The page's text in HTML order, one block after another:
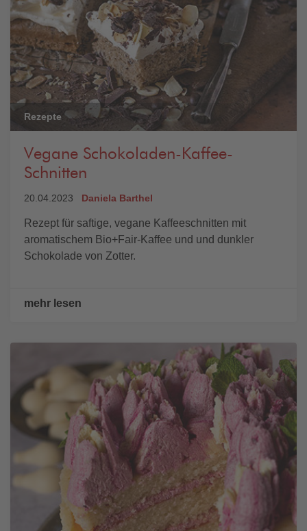
Rezepte
Vegane Schokoladen-Kaffee-
Schnitten
20.04.2023 Daniela Barthel
Rezept für saftige, vegane Kaffeeschnitten mit
aromatischem Bio+Fair-Kaffee und und dunkler
Schokolade von Zotter.
mehr lesen